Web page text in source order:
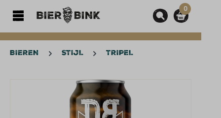
0
BIEREN STIJL TRIPEL
Afbeeldingengalerij overslaan